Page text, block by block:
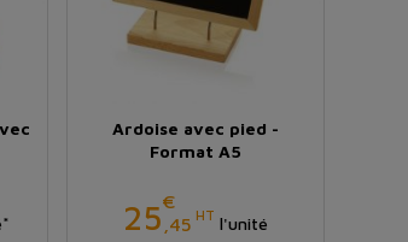
Ardoise avec pied -
Format A5
25€
,45 HT l'unité